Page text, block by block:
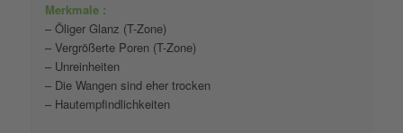
Merkmale :
– Öliger Glanz (T-Zone)
– Vergrößerte Poren (T-Zone)
– Unreinheiten
– Die Wangen sind eher trocken
– Hautempfindlichkeiten